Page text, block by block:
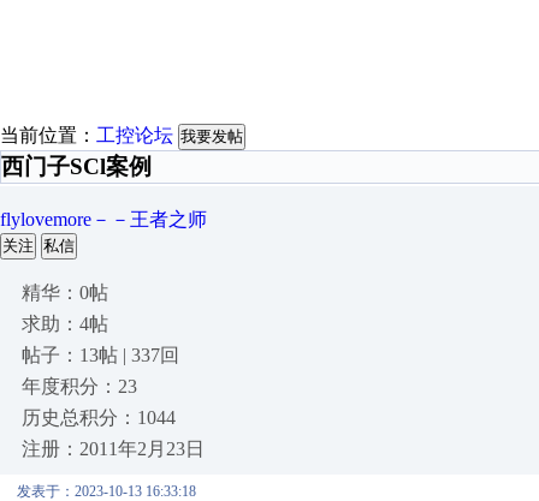
当前位置： 工控论坛 我要发帖
西门子SCl案例
flylovemore－－王者之师
关注 私信
精华：0帖
求助：4帖
帖子：13帖 | 337回
年度积分：23
历史总积分：1044
注册：2011年2月23日
发表于：2023-10-13 16:33:18